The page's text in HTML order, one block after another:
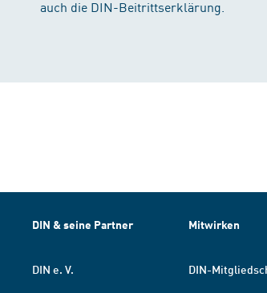
auch die DIN-Beitrittserklärung.
DIN & seine Partner
DIN e. V.
Mitwirken
DIN-